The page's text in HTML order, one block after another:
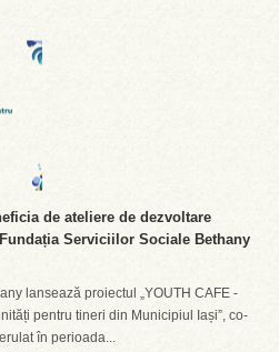
de ateliere de dezvoltare
Serviciilor Sociale Bethany
lansează proiectul „YOUTH CAFE -
pentru tineri din Municipiul Iași”, co-
în perioada...